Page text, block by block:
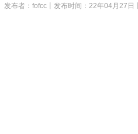
发布者：fofcc丨发布时间：22年04月27日